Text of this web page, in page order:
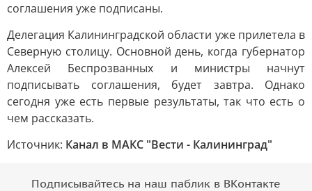
соглашения уже подписаны.
Делегация Калининградской области уже прилетела в
Северную столицу. Основной день, когда губернатор
Алексей Беспрозванных и министры начнут
подписывать соглашения, будет завтра. Однако
сегодня уже есть первые результаты, так что есть о
чем рассказать.
Источник: Канал в МАКС "Вести - Калининград"
Подписывайтесь на наш паблик в ВКонтакте